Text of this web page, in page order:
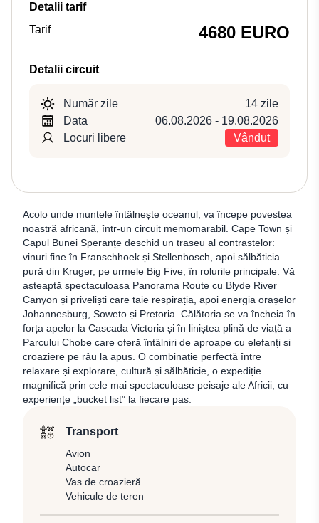
Acolo unde muntele întâlnește oceanul, va începe povestea
noastră africană, într-un circuit memomarabil. Cape Town și
Capul Bunei Speranțe deschid un traseu al contrastelor:
vinuri fine în Franschhoek și Stellenbosch, apoi sălbăticia
pură din Kruger, pe urmele Big Five, în rolurile principale. Vă
așteaptă spectaculoasa Panorama Route cu Blyde River
Canyon și priveliști care taie respirația, apoi energia orașelor
Johannesburg, Soweto și Pretoria. Călătoria se va încheia în
forța apelor la Cascada Victoria și în liniștea plină de viață a
Parcului Chobe care oferă întâlniri de aproape cu elefanți și
croaziere pe râu la apus. O combinație perfectă între
relaxare și explorare, cultură și sălbăticie, o expediție
magnifică prin cele mai spectaculoase peisaje ale Africii, cu
experiențe „bucket list” la fiecare pas.
Transport
Avion
Autocar
Vas de croazieră
Vehicule de teren
Detalii tarif
Tarif
4680 EURO
Detalii circuit
Număr zile
14 zile
Data
06.08.2026 - 19.08.2026
Locuri libere
Vândut